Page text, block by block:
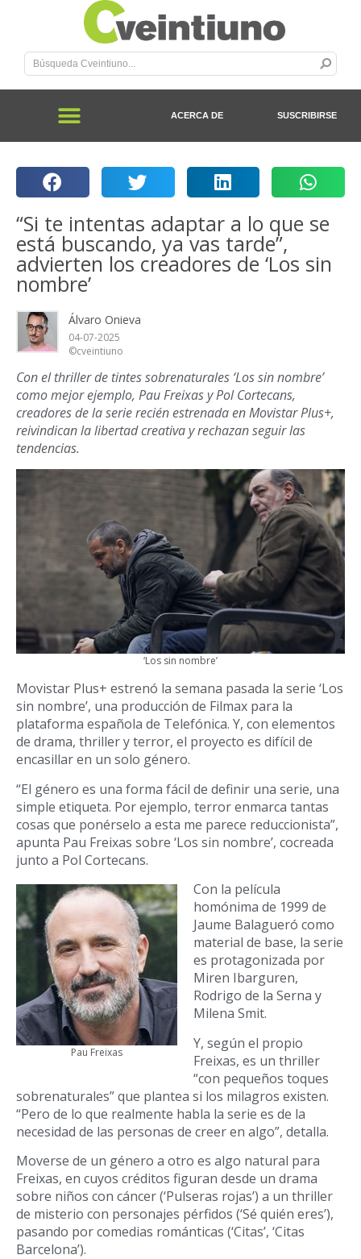
ACERCA DE SUSCRIBIRSE
“Si te intentas adaptar a lo que se
está buscando, ya vas tarde”,
advierten los creadores de ‘Los sin
nombre’
Álvaro Onieva
04-07-2025
©cveintiuno
Con el thriller de tintes sobrenaturales ‘Los sin nombre’
como mejor ejemplo, Pau Freixas y Pol Cortecans,
creadores de la serie recién estrenada en Movistar Plus+,
reivindican la libertad creativa y rechazan seguir las
tendencias.
‘Los sin nombre’
Movistar Plus+ estrenó la semana pasada la serie ‘Los
sin nombre’, una producción de Filmax para la
plataforma española de Telefónica. Y, con elementos
de drama, thriller y terror, el proyecto es difícil de
encasillar en un solo género.
“El género es una forma fácil de definir una serie, una
simple etiqueta. Por ejemplo, terror enmarca tantas
cosas que ponérselo a esta me parece reduccionista”,
apunta Pau Freixas sobre ‘Los sin nombre’, cocreada
junto a Pol Cortecans.
Pau Freixas
Con la película
homónima de 1999 de
Jaume Balagueró como
material de base, la serie
es protagonizada por
Miren Ibarguren,
Rodrigo de la Serna y
Milena Smit.
Y, según el propio
Freixas, es un thriller
“con pequeños toques
sobrenaturales” que plantea si los milagros existen.
“Pero de lo que realmente habla la serie es de la
necesidad de las personas de creer en algo”, detalla.
Moverse de un género a otro es algo natural para
Freixas, en cuyos créditos figuran desde un drama
sobre niños con cáncer (‘Pulseras rojas’) a un thriller
de misterio con personajes pérfidos (‘Sé quién eres’),
pasando por comedias románticas (‘Citas’, ‘Citas
Barcelona’).